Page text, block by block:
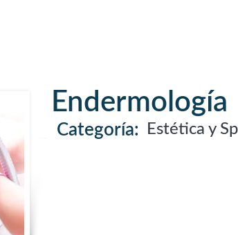
Estética y
Categoría:
Endermología